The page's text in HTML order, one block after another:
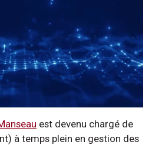
est devenu chargé de
à temps plein en gestion des